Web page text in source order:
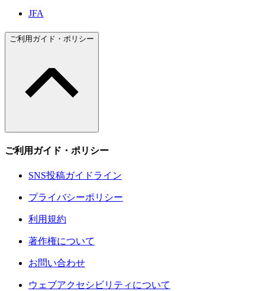
JFA
ご利用ガイド・ポリシー
ご利用ガイド・ポリシー
SNS投稿ガイドライン
プライバシーポリシー
利用規約
著作権について
お問い合わせ
ウェブアクセシビリティについて